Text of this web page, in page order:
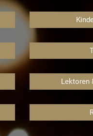
Leiden Christi
Lektoren